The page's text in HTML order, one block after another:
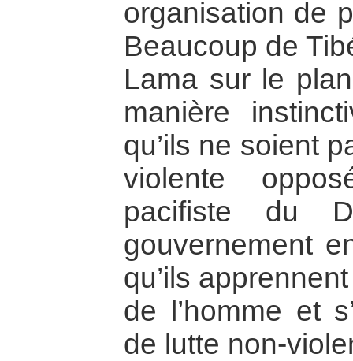
organisation de
Beaucoup de
Lama sur le
manière
qu’ils ne soient
violente
pacifiste du
gouvernement
qu’ils
de l’homme et
de lutte non-